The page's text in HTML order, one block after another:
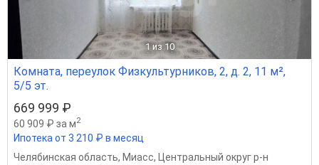
1 из 10
Комната, переулок Физкультурников, 2, д. 2, 11 м²,
5/5 эт.
669 999 ₽
60 909 ₽ за м2
Ипотека от 3 210 ₽ в месяц
Челябинская область, Миасс, Центральный округ р-н